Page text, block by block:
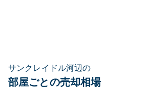
サンクレイドル河辺の
部屋ごとの売却相場